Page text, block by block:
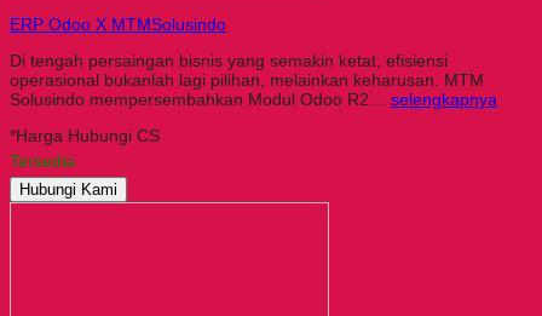
ERP Odoo X MTMSolusindo
Di tengah persaingan bisnis yang semakin ketat, efisiensi
operasional bukanlah lagi pilihan, melainkan keharusan. MTM
Solusindo mempersembahkan Modul Odoo R2… selengkapnya
*Harga Hubungi CS
Tersedia
Hubungi Kami